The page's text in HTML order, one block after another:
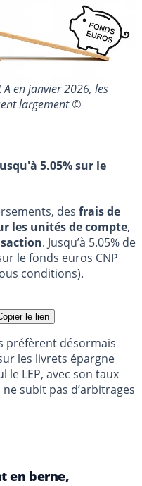
en janvier 2026, les
largement ©
5.05% sur le
des frais de
les unités de compte,
. Jusqu’à 5.05% de
le fonds euros CNP
conditions).
le lien
préfèrent désormais
les livrets épargne
le LEP, avec son taux
subit pas d’arbitrages
en berne,